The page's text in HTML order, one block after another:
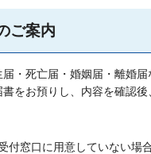
ご案内
・死亡届・婚姻届・離婚届
をお預りし、内容を確認
付窓口に用意していない